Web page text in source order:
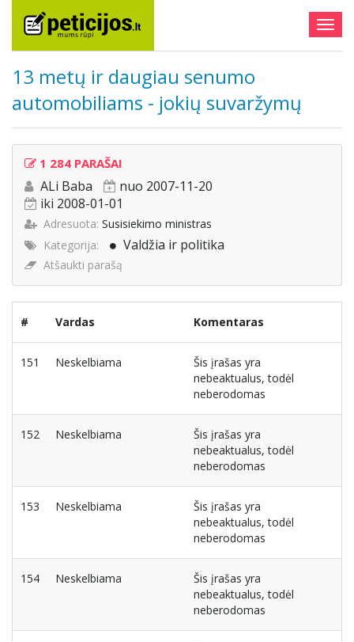
13 metų ir daugiau senumo
automobiliams - jokių suvaržymų
1 284 PARAŠAI
ALi Baba
nuo 2007-11-20
iki 2008-01-01
Adresuota: Susisiekimo ministras
Kategorija:
Valdžia ir politika
Atšaukti parašą
# Vardas Komentaras
151 Neskelbiama
Šis įrašas yra
nebeaktualus, todėl
neberodomas
152 Neskelbiama
Šis įrašas yra
nebeaktualus, todėl
neberodomas
153 Neskelbiama
Šis įrašas yra
nebeaktualus, todėl
neberodomas
154 Neskelbiama
Šis įrašas yra
nebeaktualus, todėl
neberodomas